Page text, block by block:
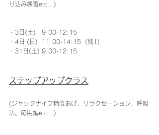
り込み練習etc.. )
・3日(土)   9:00-12:15
・4日 (日)  11:00-14:15  (残1)
・31日(土) 9:00-12:15
ステップアップクラス
(ジャックナイフ精度あげ、リラクゼーション、呼吸
法、応用編etc…)